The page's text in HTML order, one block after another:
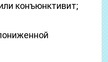
конъюнктивит;